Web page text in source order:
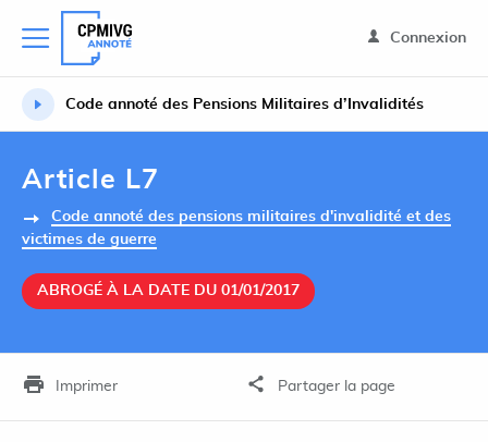
Connexion
Code annoté des Pensions Militaires d’Invalidités
Article L7
Code annoté des pensions militaires d'invalidité et des
victimes de guerre
ABROGÉ À LA DATE DU 01/01/2017
Imprimer Partager la page